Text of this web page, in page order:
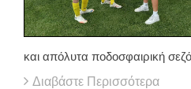
και απόλυτα ποδοσφαιρική
Διαβάστε Περισσότερα